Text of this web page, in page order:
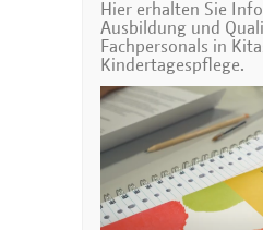
Hier erhalten Sie
Ausbildung und
Fachpersonals in
Kindertagespflege.